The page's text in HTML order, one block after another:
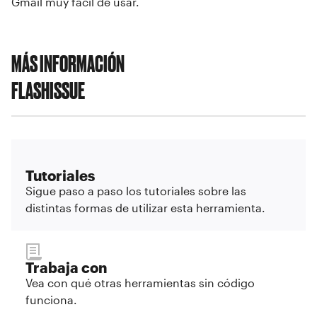
MÁS INFORMACIÓN
FLASHISSUE
Tutoriales
Sigue paso a paso los tutoriales sobre las
distintas formas de utilizar esta herramienta.
Trabaja con
Vea con qué otras herramientas sin código
funciona.